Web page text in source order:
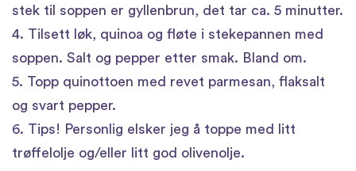
stek til soppen er gyllenbrun, det tar ca. 5 minutter.
4. Tilsett løk, quinoa og fløte i stekepannen med
soppen. Salt og pepper etter smak. Bland om.
5. Topp quinottoen med revet parmesan, flaksalt
og svart pepper.
6. Tips! Personlig elsker jeg å toppe med litt
trøffelolje og/eller litt god olivenolje.